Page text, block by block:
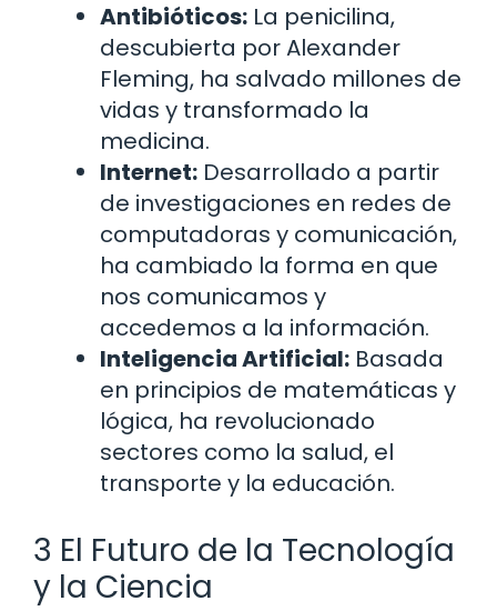
Antibióticos: La penicilina,
descubierta por Alexander
Fleming, ha salvado millones de
vidas y transformado la
medicina.
Internet: Desarrollado a partir
de investigaciones en redes de
computadoras y comunicación,
ha cambiado la forma en que
nos comunicamos y
accedemos a la información.
Inteligencia Artificial: Basada
en principios de matemáticas y
lógica, ha revolucionado
sectores como la salud, el
transporte y la educación.
3 El Futuro de la Tecnología
y la Ciencia